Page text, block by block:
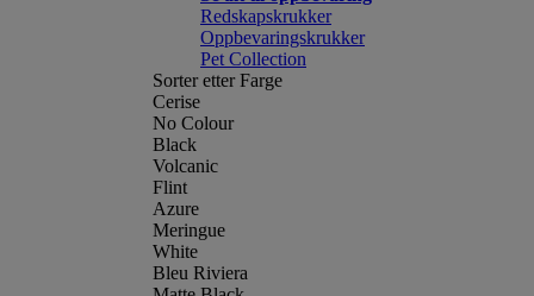
Redskapskrukker
Oppbevaringskrukker
Pet Collection
Sorter etter Farge
Cerise
No Colour
Black
Volcanic
Flint
Azure
Meringue
White
Bleu Riviera